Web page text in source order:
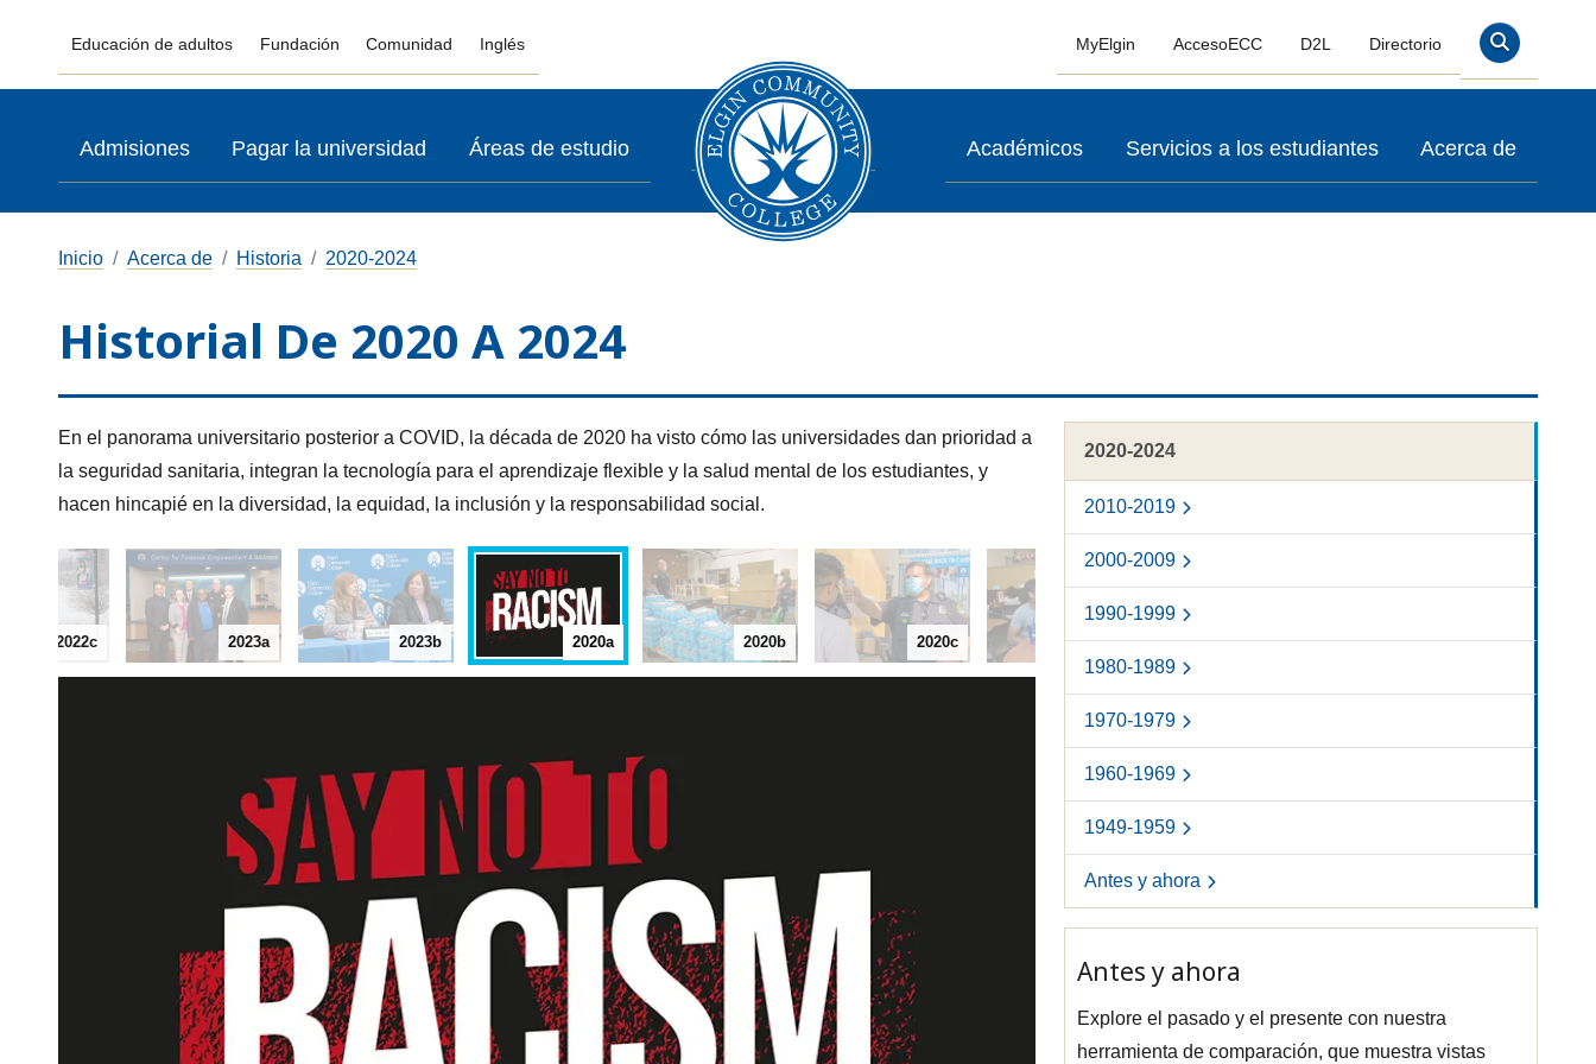
Educación de adultos Fundación Comunidad Inglés MyElgin AccesoECC D2L Directorio Buscar En
Admisiones Pagar la universidad Áreas de estudio Académicos Servicios a los estudiantes Acerca de
Inicio Acerca de Historia 2020-2024
Historial De 2020 A 2024
En el panorama universitario posterior a COVID, la década de 2020 ha visto cómo las universidades dan prioridad a
la seguridad sanitaria, integran la tecnología para el aprendizaje flexible y la salud mental de los estudiantes, y
hacen hincapié en la diversidad, la equidad, la inclusión y la responsabilidad social.
2022c 2023a 2023b 2020a 2020b 2020c 2020d 2021a 2021b
2020-2024
2010-2019
2000-2009
1990-1999
1980-1989
1970-1979
1960-1969
1949-1959
Antes y ahora
Antes y ahora
Explore el pasado y el presente con nuestra
herramienta de comparación, que muestra vistas